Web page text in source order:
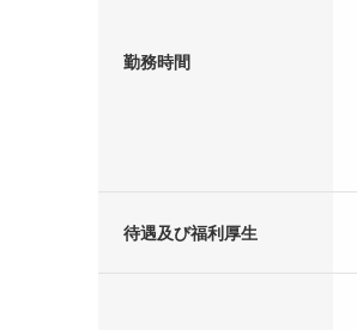
勤務時間
待遇及び福利厚生